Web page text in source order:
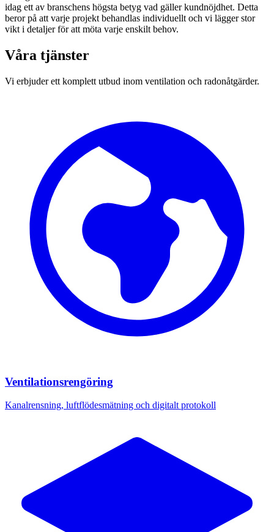
idag ett av branschens högsta betyg vad gäller kundnöjdhet. Detta
beror på att varje projekt behandlas individuellt och vi lägger stor
vikt i detaljer för att möta varje enskilt behov.
Våra tjänster
Vi erbjuder ett komplett utbud inom ventilation och radonåtgärder.
Ventilationsrengöring
Kanalrensning, luftflödesmätning och digitalt protokoll